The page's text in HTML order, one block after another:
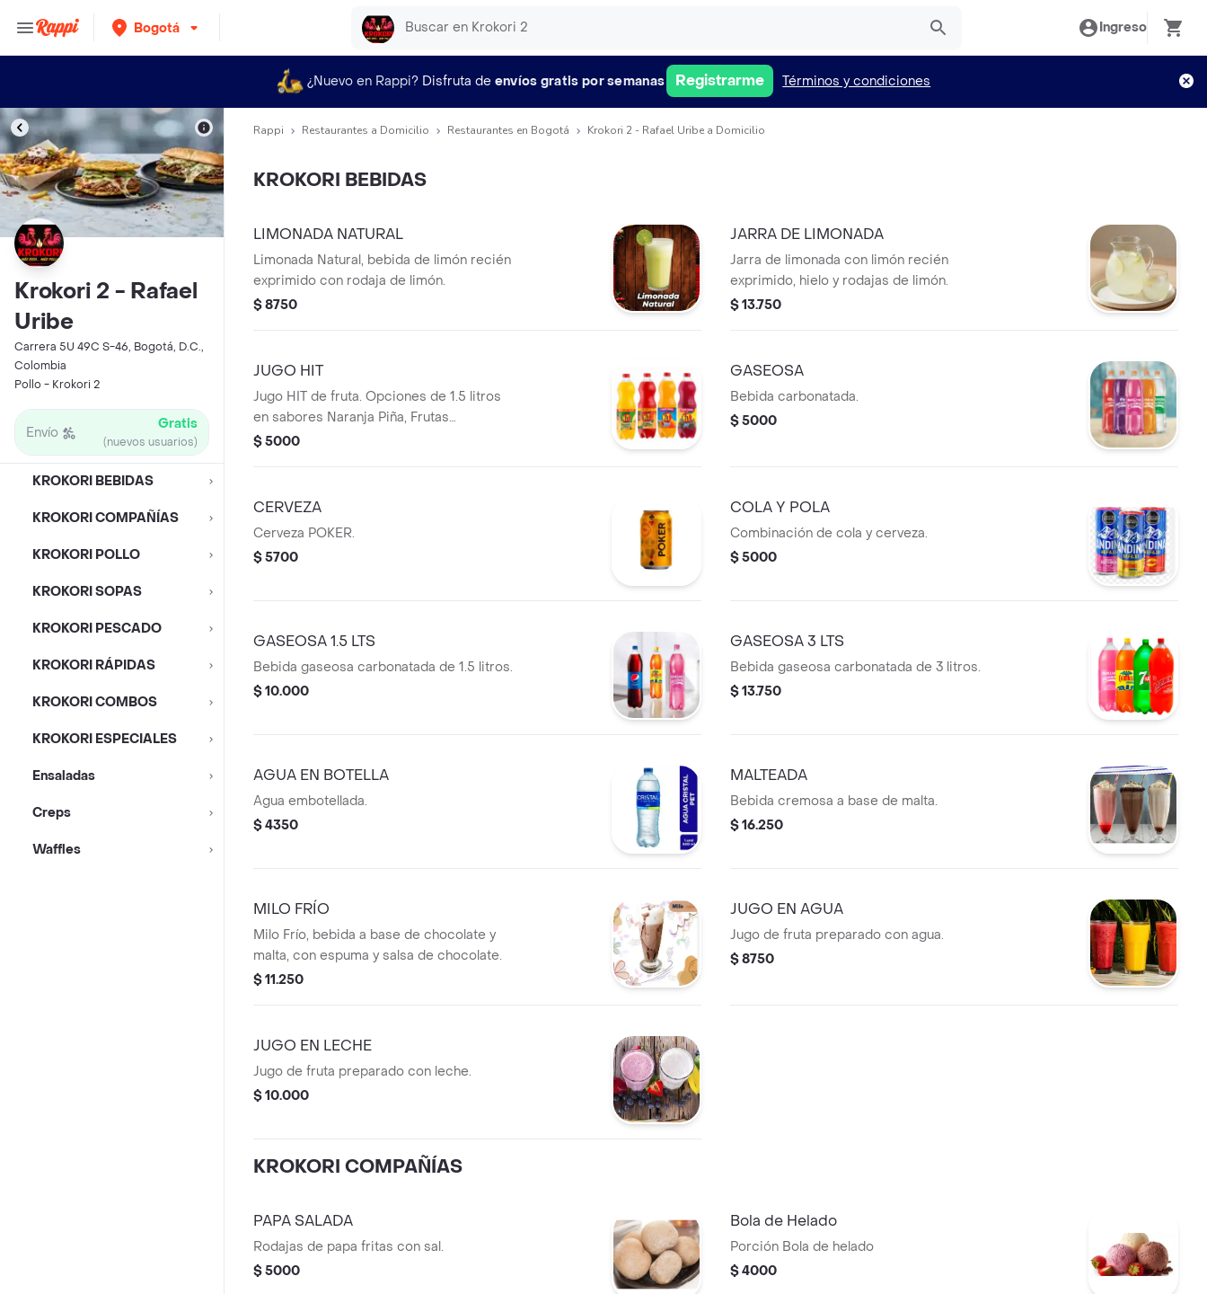
Bogotá Ingreso
¿Nuevo en Rappi? Disfruta de envíos gratis por semanas Registrarme Términos y condiciones
Krokori 2 - Rafael
Uribe
Carrera 5U 49C S-46, Bogotá, D.C.,
Colombia
Pollo - Krokori 2
Envío Gratis
(nuevos usuarios)
KROKORI BEBIDAS
KROKORI COMPAÑÍAS
KROKORI POLLO
KROKORI SOPAS
KROKORI PESCADO
KROKORI RÁPIDAS
KROKORI COMBOS
KROKORI ESPECIALES
Ensaladas
Creps
Waffles
Rappi Restaurantes a Domicilio Restaurantes en Bogotá Krokori 2 - Rafael Uribe a Domicilio
KROKORI BEBIDAS
LIMONADA NATURAL
Limonada Natural, bebida de limón recién
exprimido con rodaja de limón.
$ 8750
JARRA DE LIMONADA
Jarra de limonada con limón recién
exprimido, hielo y rodajas de limón.
$ 13.750
JUGO HIT
Jugo HIT de fruta. Opciones de 1.5 litros
en sabores Naranja Piña, Frutas
Tropicales, Mango o Mora.
$ 5000
GASEOSA
Bebida carbonatada.
$ 5000
CERVEZA
Cerveza POKER.
$ 5700
COLA Y POLA
Combinación de cola y cerveza.
$ 5000
GASEOSA 1.5 LTS
Bebida gaseosa carbonatada de 1.5 litros.
$ 10.000
GASEOSA 3 LTS
Bebida gaseosa carbonatada de 3 litros.
$ 13.750
AGUA EN BOTELLA
Agua embotellada.
$ 4350
MALTEADA
Bebida cremosa a base de malta.
$ 16.250
MILO FRÍO
Milo Frío, bebida a base de chocolate y
malta, con espuma y salsa de chocolate.
$ 11.250
JUGO EN AGUA
Jugo de fruta preparado con agua.
$ 8750
JUGO EN LECHE
Jugo de fruta preparado con leche.
$ 10.000
KROKORI COMPAÑÍAS
PAPA SALADA
Rodajas de papa fritas con sal.
$ 5000
Bola de Helado
Porción Bola de helado
$ 4000